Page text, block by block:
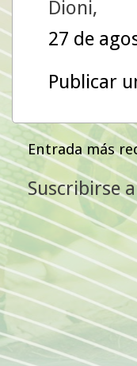
Dioni,
27 de
Publicar
Entrada más
Suscribirse